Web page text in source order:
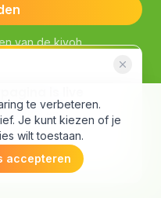
van de kiyoh
bv
klantbeoordelingen
Cookieverklaring
te verbeteren.
Je kunt kiezen of je
wilt toestaan.
accepteren
filters en een